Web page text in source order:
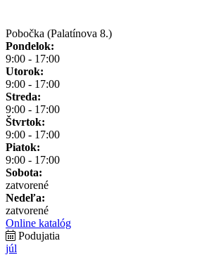
Pobočka (Palatínova 8.)
Pondelok:
9:00 - 17:00
Utorok:
9:00 - 17:00
Streda:
9:00 - 17:00
Štvrtok:
9:00 - 17:00
Piatok:
9:00 - 17:00
Sobota:
zatvorené
Nedeľa:
zatvorené
Online katalóg
Podujatia
júl